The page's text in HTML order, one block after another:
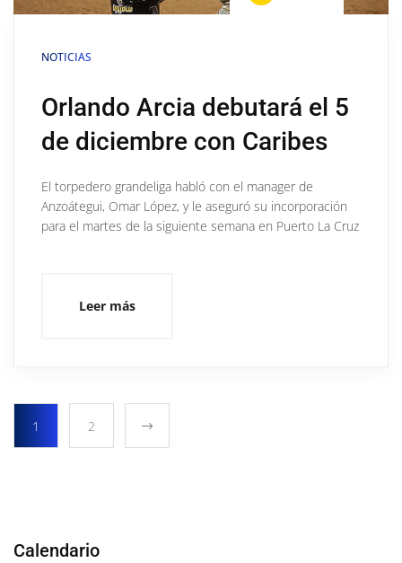
NOTICIAS
Orlando Arcia debutará el 5
de diciembre con Caribes
El torpedero grandeliga habló con el manager de
Anzoátegui, Omar López, y le aseguró su incorporación
para el martes de la siguiente semana en Puerto La Cruz
Leer más
1 2
Calendario